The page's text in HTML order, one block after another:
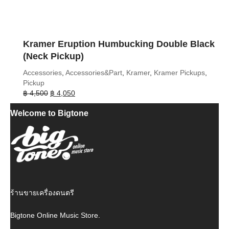
Kramer Eruption Humbucking Double Black
(Neck Pickup)
Accessories, Accessories&Part, Kramer, Kramer Pickups,
Pickup
฿4,500 Original
price
was:
฿ 4,050Current
price
is:
Welcome to Bigtone
ร้านขายเครื่องดนตรี
Bigtone Online Music Store.